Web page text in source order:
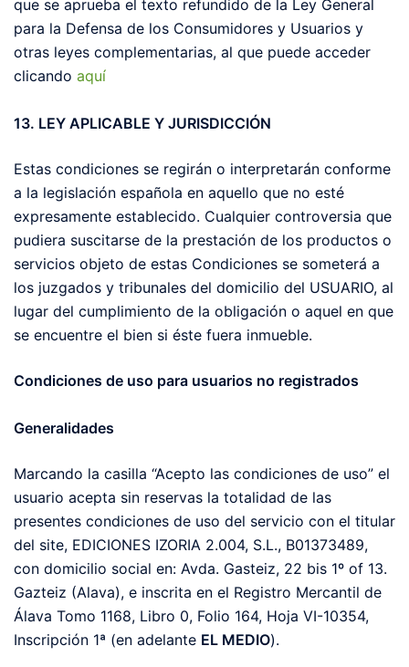
que se aprueba el texto refundido de la Ley General
para la Defensa de los Consumidores y Usuarios y
otras leyes complementarias, al que puede acceder
clicando aquí
13. LEY APLICABLE Y JURISDICCIÓN
Estas condiciones se regirán o interpretarán conforme
a la legislación española en aquello que no esté
expresamente establecido. Cualquier controversia que
pudiera suscitarse de la prestación de los productos o
servicios objeto de estas Condiciones se someterá a
los juzgados y tribunales del domicilio del USUARIO, al
lugar del cumplimiento de la obligación o aquel en que
se encuentre el bien si éste fuera inmueble.
Condiciones de uso para usuarios no registrados
Generalidades
Marcando la casilla “Acepto las condiciones de uso” el
usuario acepta sin reservas la totalidad de las
presentes condiciones de uso del servicio con el titular
del site, EDICIONES IZORIA 2.004, S.L., B01373489,
con domicilio social en: Avda. Gasteiz, 22 bis 1º of 13.
Gazteiz (Alava), e inscrita en el Registro Mercantil de
Álava Tomo 1168, Libro 0, Folio 164, Hoja VI-10354,
Inscripción 1ª (en adelante EL MEDIO).